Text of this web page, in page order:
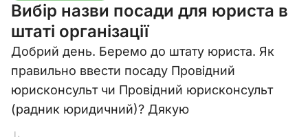
Вибір назви посади для юриста в
штаті організації
Добрий день. Беремо до штату юриста. Як
правильно ввести посаду Провідний
юрисконсульт чи Провідний юрисконсульт
(радник юридичний)? Дякую